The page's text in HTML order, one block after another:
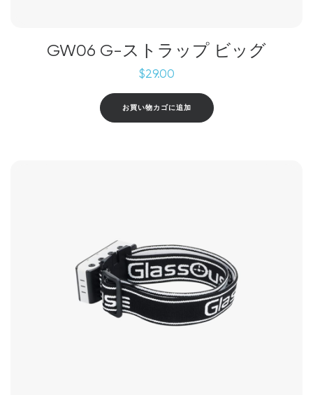
GW06 G-ストラップ ビッグ
$29.00
お買い物カゴに追加